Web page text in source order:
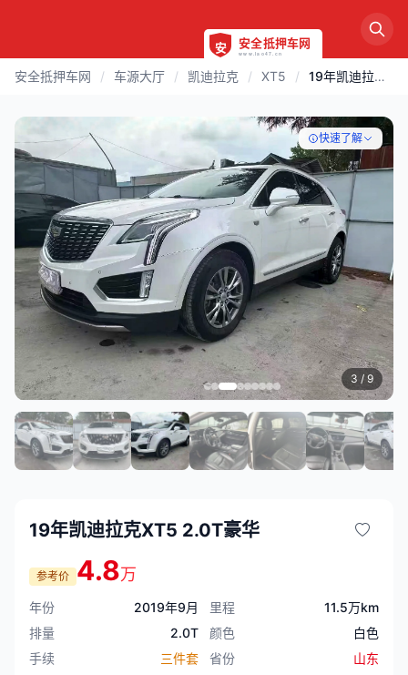
安全抵押车网 / 车源大厅 / 凯迪拉克 / XT5 / 19年凯迪拉克XT5 2.0T豪华
快速了解
3 / 9
19年凯迪拉克XT5 2.0T豪华
参考价 4.8万
年份 2019年9月 里程
11.5万km
排量
2.0T 颜色
白色
手续
三件套 省份
山东